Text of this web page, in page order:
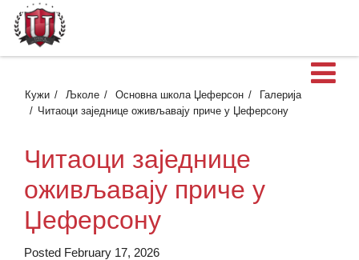
Кужи Љколе Основна школа Џеферсон
Галерија
Читаоци заједнице оживљавају приче у Џеферсону
Читаоци заједнице
оживљавају приче у
Џеферсону
Posted February 17, 2026